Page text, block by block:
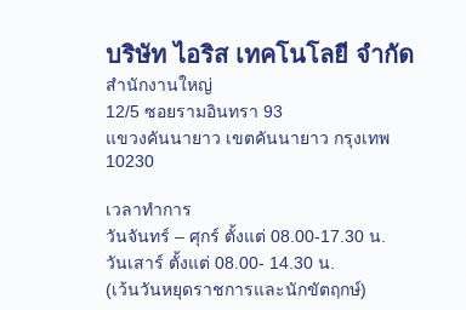
บริษัท ไอริส เทคโนโลยี จำกัด
สำนักงานใหญ่
12/5 ซอยรามอินทรา 93
แขวงคันนายาว เขตคันนายาว กรุงเทพ
10230
เวลาทำการ
วันจันทร์ – ศุกร์ ตั้งแต่ 08.00-17.30 น.
วันเสาร์ ตั้งแต่ 08.00- 14.30 น.
(เว้นวันหยุดราชการและนักขัตฤกษ์)